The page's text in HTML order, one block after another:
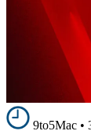
9to5Mac •